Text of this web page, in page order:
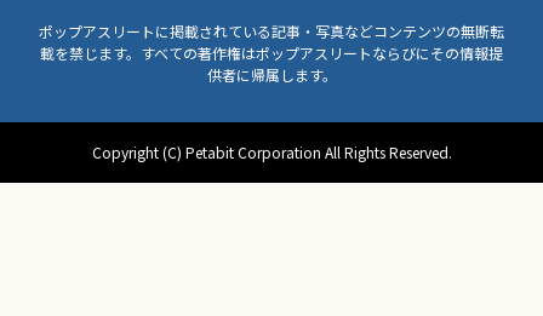
ポップアスリートに掲載されている記事・写真などコンテンツの無断転
載を禁じます。すべての著作権はポップアスリートならびにその情報提
供者に帰属します。
Copyright (C) Petabit Corporation All Rights Reserved.